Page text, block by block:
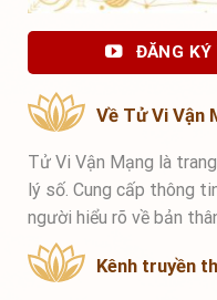
ĐĂNG KÝ
Về Tử Vi Vận
Tử Vi Vận Mạng là
lý số. Cung cấp thông
người hiểu rõ về bản
Kênh truyền